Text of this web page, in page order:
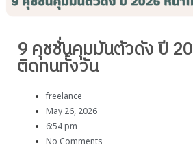
9 คุชชั่นคุมมันตัวดัง ปี
ติดทนทั้งวัน
freelance
May 26, 2026
6:54 pm
No Comments